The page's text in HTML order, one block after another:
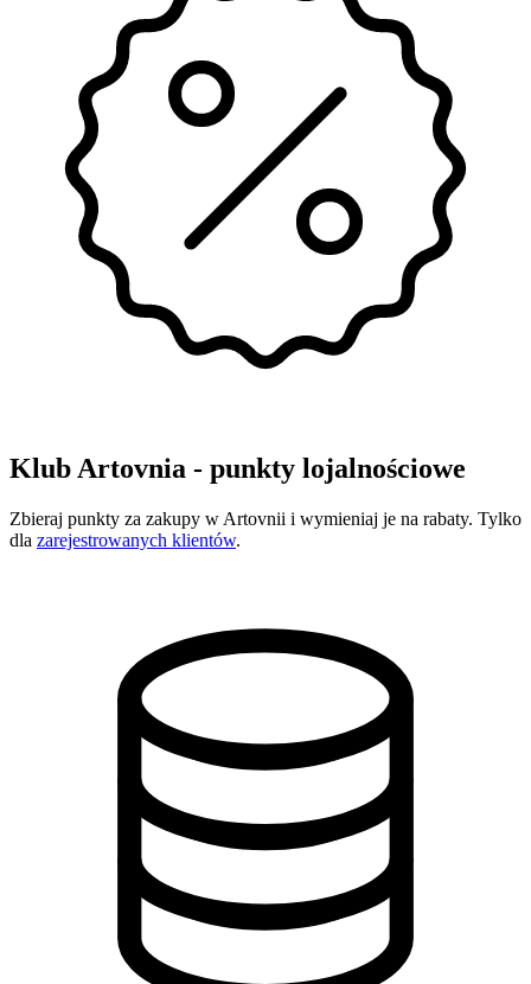
Klub Artovnia - punkty lojalnościowe
Zbieraj punkty za zakupy w Artovnii i wymieniaj je na rabaty. Tylko
dla zarejestrowanych klientów.